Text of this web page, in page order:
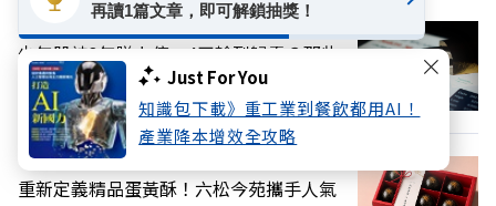
Just For You
知識包下載》重工業到餐飲都用AI！
產業降本增效全攻略
少年股神3年賺上億、4天輸到歸零？那些
「投資奇才」悲劇收場的真實教訓
重新定義精品蛋黃酥！六松今苑攜手人氣
再讀1篇文章，即可解鎖抽獎！